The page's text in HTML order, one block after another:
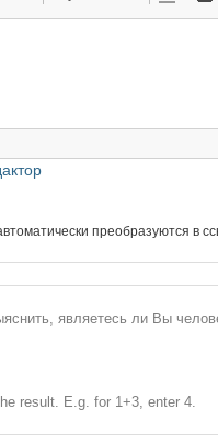
преобразуются в
являетесь ли Вы
result. E.g. for 1+3, enter 4.